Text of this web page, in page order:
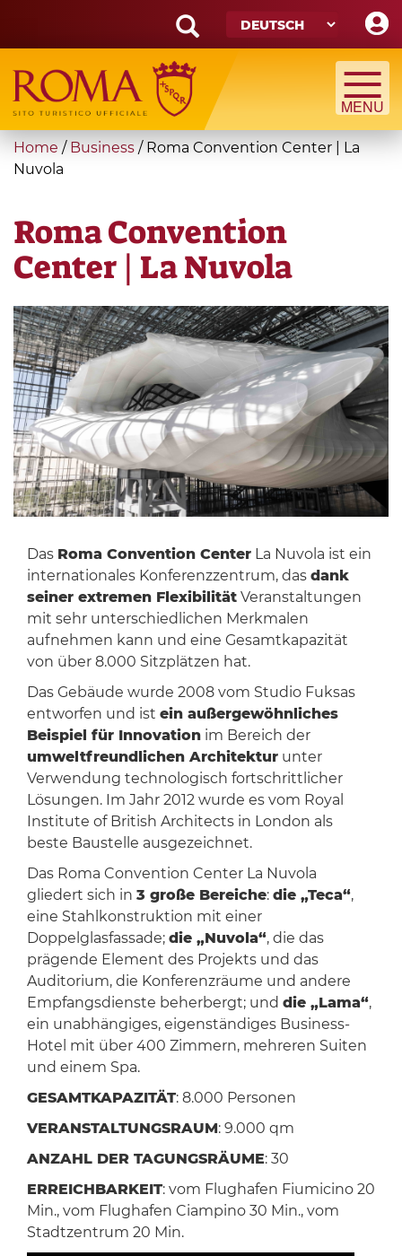
main
content
Search
form
Suche
You
are
Home / Business / Roma Convention Center | La
Nuvola
Roma Convention
Center | La Nuvola
Das Roma Convention CenterLa Nuvola ist ein
internationales Konferenzzentrum, das dank
seiner extremen FlexibilitätVeranstaltungen
mit sehr unterschiedlichen Merkmalen
aufnehmen kann und eine Gesamtkapazität
von über 8.000 Sitzplätzen hat.
Das Gebäude wurde 2008 vom Studio Fuksas
entworfen und ist ein außergewöhnliches
Beispiel für Innovationim Bereich der
umweltfreundlichen Architekturunter
Verwendung technologisch fortschrittlicher
Lösungen. Im Jahr 2012 wurde es vom Royal
Institute of British Architects in London als
beste Baustelle ausgezeichnet.
Das Roma Convention Center La Nuvola
gliedert sich in 3 große Bereiche: die „Teca“,
eine Stahlkonstruktion mit einer
Doppelglasfassade; die „Nuvola“, die das
prägende Element des Projekts und das
Auditorium, die Konferenzräume und andere
Empfangsdienste beherbergt; und die „Lama“,
ein unabhängiges, eigenständiges Business-
Hotel mit über 400 Zimmern, mehreren Suiten
und einem Spa.
GESAMTKAPAZITÄT: 8.000 Personen
VERANSTALTUNGSRAUM: 9.000 qm
ANZAHL DER TAGUNGSRÄUME: 30
ERREICHBARKEIT: vom Flughafen Fiumicino 20
Min., vom Flughafen Ciampino 30 Min., vom
Stadtzentrum 20 Min.